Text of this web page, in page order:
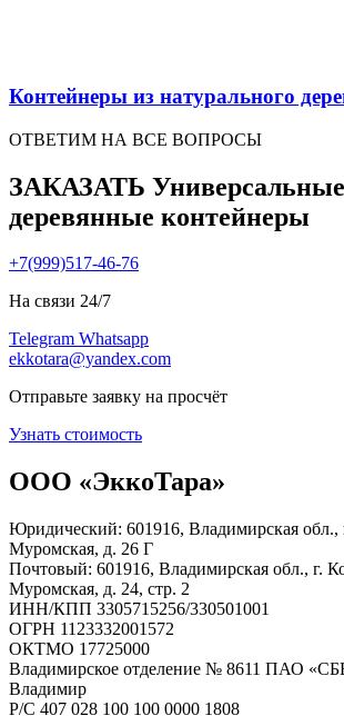
Контейнеры из натурального
ОТВЕТИМ НА ВСЕ ВОПРОСЫ
ЗАКАЗАТЬ Универсальные
деревянные контейнеры
+7(999)517-46-76
На связи 24/7
Telegram Whatsapp
ekkotara@yandex.com
Отправьте заявку на просчёт
Узнать стоимость
ООО «ЭккоТара»
Юридический: 601916, Владимирская обл.,
Муромская, д. 26 Г
Почтовый: 601916, Владимирская обл., г.
Муромская, д. 24, стр. 2
ИНН/КПП 3305715256/330501001
ОГРН 1123332001572
ОКТМО 17725000
Владимирское отделение № 8611 ПАО
Владимир
Р/С 407 028 100 100 0000 1808